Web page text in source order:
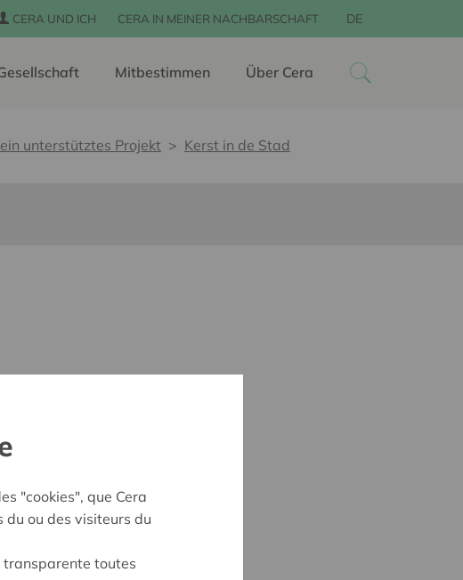
CERA UND ICH CERA IN MEINER NACHBARSCHAFT DE
Mitbestimmen Über Cera
unterstütztes Projekt Kerst in de Stad
"cookies", que Cera
ou des visiteurs du
transparente toutes